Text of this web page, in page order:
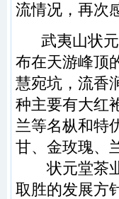
流情况，再次
武夷山状
布在天游峰顶
慧宛坑 ， 流香
种主要有大红
兰等名枞和特
甘、 金玫瑰、
状元堂茶
取胜的发展方